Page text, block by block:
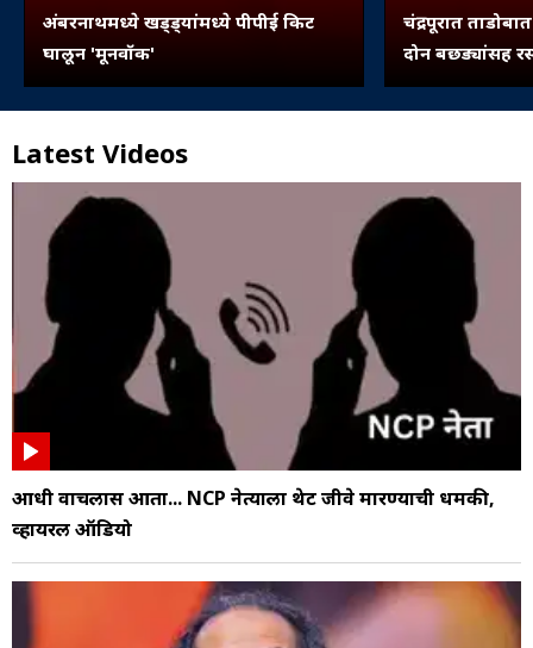
अंबरनाथमध्ये खड्ड्यांमध्ये पीपीई किट
घालून 'मूनवॉक'
चंद्रपूरात
दोन बछड्यांसह
Latest Videos
आधी वाचलास आता... NCP नेत्याला थेट जीवे मारण्याची धमकी,
व्हायरल ऑडियो